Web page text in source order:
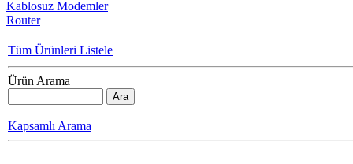
Kablosuz Modemler
Router
Tüm Ürünleri Listele
Ürün Arama
Kapsamlı Arama